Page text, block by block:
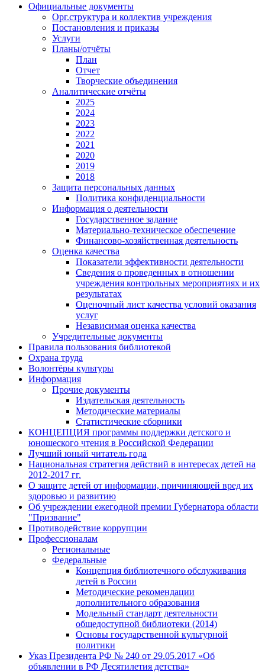
Официальные документы
Орг.структура и коллектив учреждения
Постановления и приказы
Услуги
Планы/отчёты
План
Отчет
Творческие объединения
Аналитические отчёты
2025
2024
2023
2022
2021
2020
2019
2018
Защита персональных данных
Политика конфиденциальности
Информация о деятельности
Государственное задание
Материально-техническое обеспечение
Финансово-хозяйственная деятельность
Оценка качества
Показатели эффективности деятельности
Сведения о проведенных в отношении
учреждения контрольных мероприятиях и их
результатах
Оценочный лист качества условий оказания
услуг
Независимая оценка качества
Учредительные документы
Правила пользования библиотекой
Охрана труда
Волонтёры культуры
Информация
Прочие документы
Издательская деятельность
Методические материалы
Статистические сборники
КОНЦЕПЦИЯ программы поддержки детского и
юношеского чтения в Российской Федерации
Лучший юный читатель года
Национальная стратегия действий в интересах детей на
2012-2017 гг.
О защите детей от информации, причиняющей вред их
здоровью и развитию
Об учреждении ежегодной премии Губернатора области
"Призвание"
Противодействие коррупции
Профессионалам
Региональные
Федеральные
Концепция библиотечного обслуживания
детей в России
Методические рекомендации
дополнительного образования
Модельный стандарт деятельности
общедоступной библиотеки (2014)
Основы государственной культурной
политики
Указ Президента РФ № 240 от 29.05.2017 «Об
объявлении в РФ Десятилетия детства»